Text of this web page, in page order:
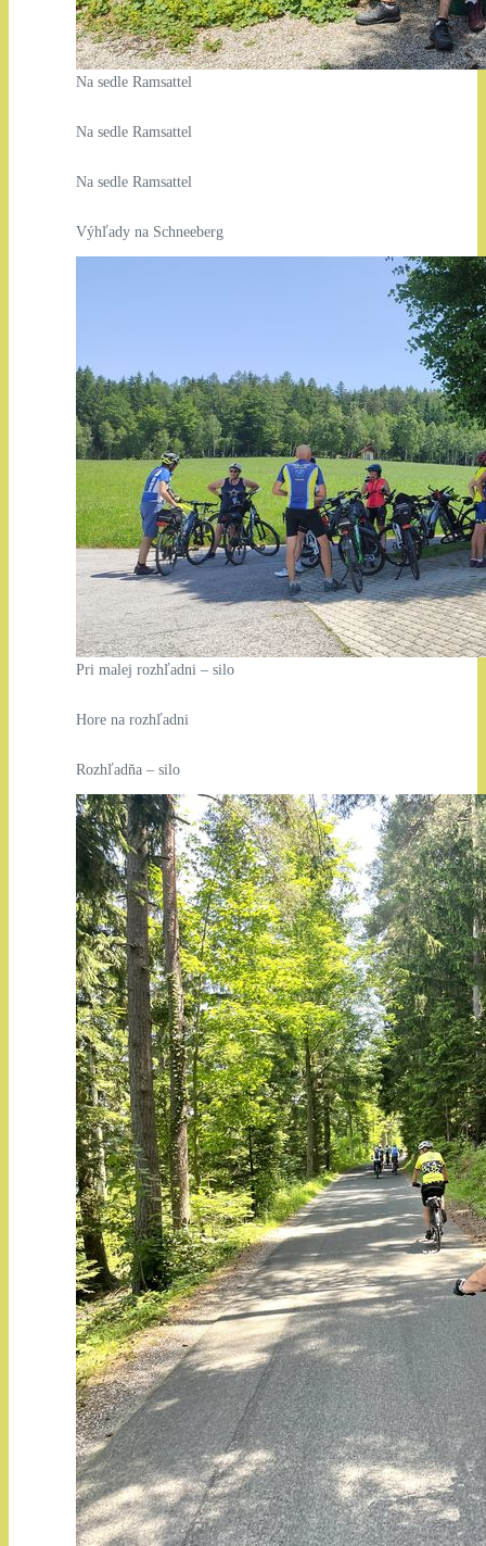
Na sedle Ramsattel
Na sedle Ramsattel
Na sedle Ramsattel
Výhľady na Schneeberg
Pri malej rozhľadni – silo
Hore na rozhľadni
Rozhľadňa – silo